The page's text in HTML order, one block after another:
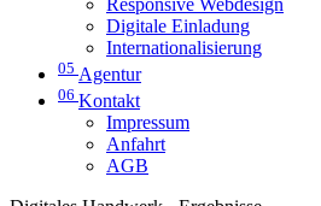
Digitale Einladung
Internationalisierung
05 Agentur
06 Kontakt
Impressum
Anfahrt
AGB